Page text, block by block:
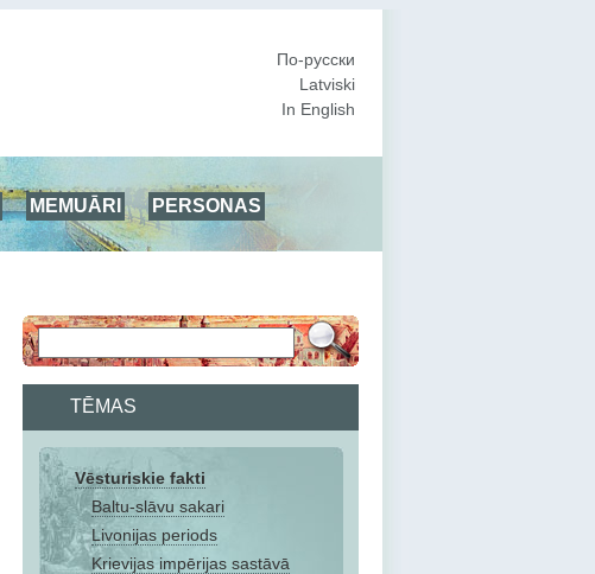
По-русски
Latviski
In English
MEMUĀRI
PERSONAS
TĒMAS
Vēsturiskie fakti
Baltu-slāvu sakari
Livonijas periods
Krievijas impērijas sastāvā